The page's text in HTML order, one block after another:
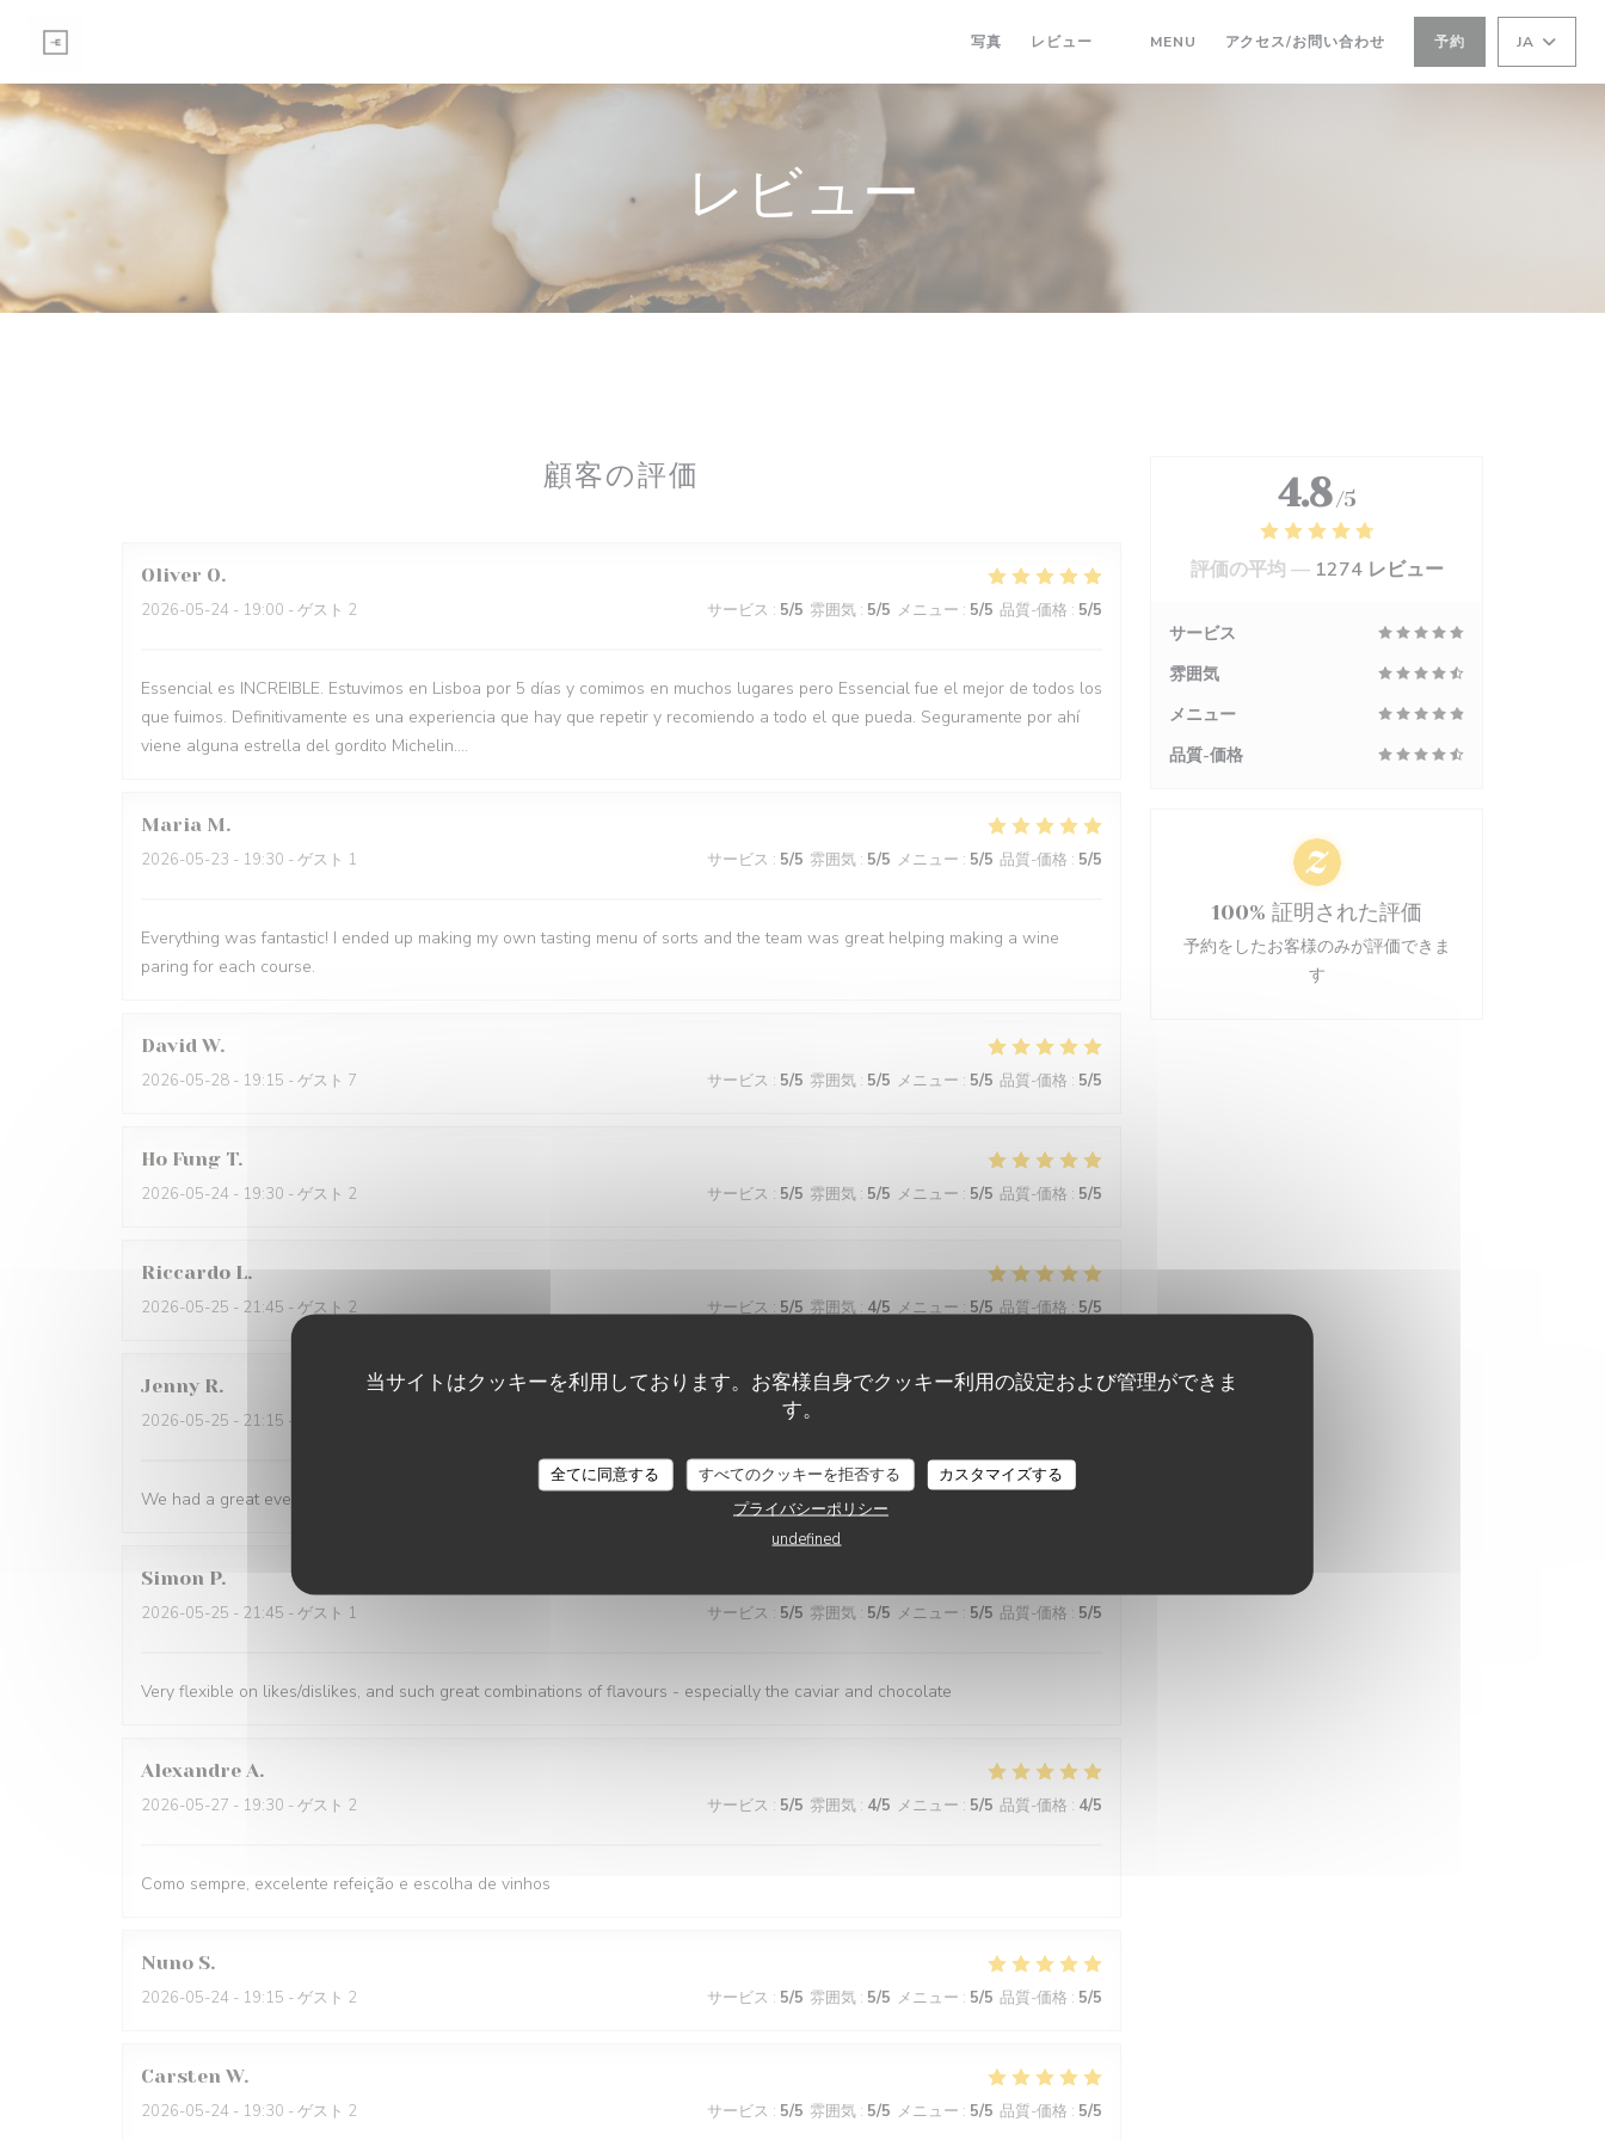
当サイトはクッキーを利用しております。お客様自身でクッキー利用の設定および管理ができま
す。
全てに同意する すべてのクッキーを拒否する
カスタマイズする
プライバシーポリシー
undefined
写真 レビュー
((新しいウィンドウで開きます))
MENU ((新しいウィンドウで開きます))
アクセス/お問い合わせ 予約 JA
レビュー
顧客の評価
Oliver O
2026-05-24 - 19:00 - ゲスト 2 サービス : 5/5 雰囲気 : 5/5 メニュー : 5/5 品質-価格 : 5/5
Essencial es INCREIBLE. Estuvimos en Lisboa por 5 días y comimos en muchos lugares pero Essencial fue el mejor de todos los
que fuimos. Definitivamente es una experiencia que hay que repetir y recomiendo a todo el que pueda. Seguramente por ahí
viene alguna estrella del gordito Michelin....
Maria M
2026-05-23 - 19:30 - ゲスト 1 サービス : 5/5 雰囲気 : 5/5 メニュー : 5/5 品質-価格 : 5/5
Everything was fantastic! I ended up making my own tasting menu of sorts and the team was great helping making a wine
paring for each course.
David W
2026-05-28 - 19:15 - ゲスト 7 サービス : 5/5 雰囲気 : 5/5 メニュー : 5/5 品質-価格 : 5/5
Ho Fung T
2026-05-24 - 19:30 - ゲスト 2 サービス : 5/5 雰囲気 : 5/5 メニュー : 5/5 品質-価格 : 5/5
Riccardo L
2026-05-25 - 21:45 - ゲスト 2 サービス : 5/5 雰囲気 : 4/5 メニュー : 5/5 品質-価格 : 5/5
Jenny R
2026-05-25 - 21:15 - ゲスト 2 5/5
We had a great evening at Essencial. The staff was wonderful and the food was excellent!
Simon P
2026-05-25 - 21:45 - ゲスト 1 サービス : 5/5 雰囲気 : 5/5 メニュー : 5/5 品質-価格 : 5/5
Very flexible on likes/dislikes, and such great combinations of flavours - especially the caviar and chocolate
Alexandre A
2026-05-27 - 19:30 - ゲスト 2 サービス : 5/5 雰囲気 : 4/5 メニュー : 5/5 品質-価格 : 4/5
Como sempre, excelente refeição e escolha de vinhos
Nuno S
2026-05-24 - 19:15 - ゲスト 2 サービス : 5/5 雰囲気 : 5/5 メニュー : 5/5 品質-価格 : 5/5
Carsten W
2026-05-24 - 19:30 - ゲスト 2 サービス : 5/5 雰囲気 : 5/5 メニュー : 5/5 品質-価格 : 5/5
4.8 /5
評価の平均 — 1274 レビュー
サービス
雰囲気
メニュー
品質-価格
100% 証明された評価
予約をしたお客様のみが評価できま
す